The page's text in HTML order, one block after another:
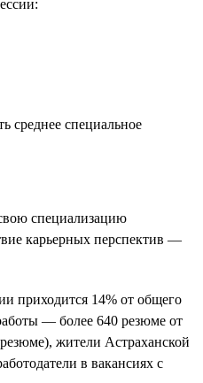
среднее специальное
специализацию
карьерных перспектив —
приходится 14% от общего
— более 640 резюме от
жители Астраханской
в вакансиях с